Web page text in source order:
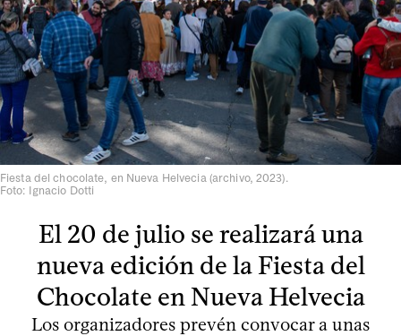
Fiesta del chocolate, en Nueva Helvecia (archivo, 2023).
Foto: Ignacio Dotti
El 20 de julio se realizará una
nueva edición de la Fiesta del
Chocolate en Nueva Helvecia
Los organizadores prevén convocar a unas